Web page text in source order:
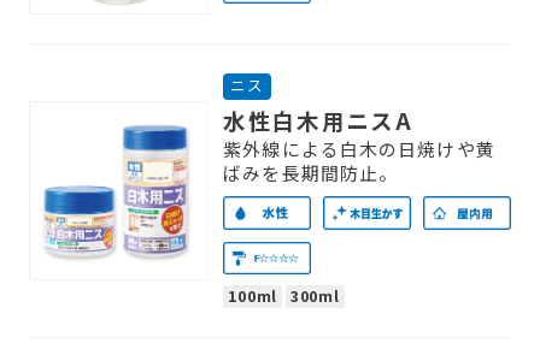
ニス
水性白木用ニスA
紫外線による白木の日焼けや黄
ばみを長期間防止。
100ml 300ml